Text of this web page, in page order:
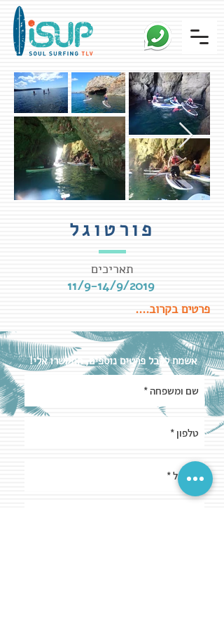
פורטוגל
תאריכים
11/9-14/9/2019
פרטים בקרוב....
אשמח לקבל פרטים נוספים, התקשרו אלי!